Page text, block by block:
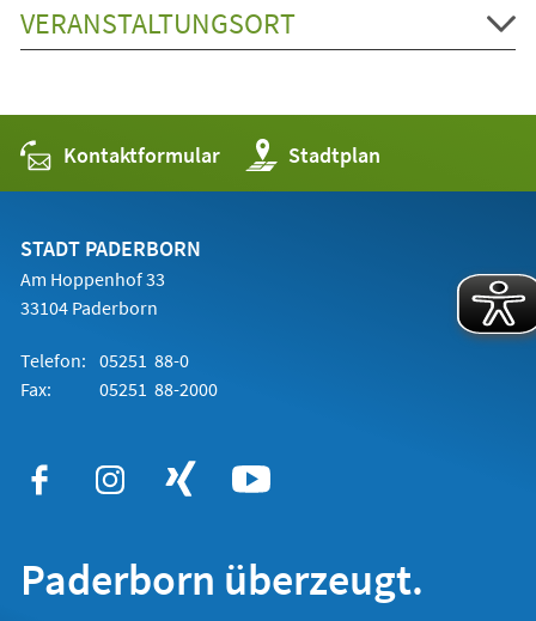
VERANSTALTUNGSORT
Kontaktformular Stadtplan
(Öffnet
in
einem
STADT PADERBORN
Am Hoppenhof 33
33104 Paderborn
Telefon: 05251 88-0
Fax:
05251 88-2000
Paderborn überzeugt.